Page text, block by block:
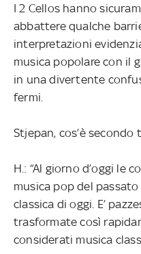
I 2 Cellos hanno
abbattere qualche
interpretazioni
musica popolare con il
in una divertente
fermi.
Stjepan, cos’è secondo
H.: “Al giorno d’oggi le
musica pop del
classica di oggi. E’
trasformate così
considerati musica